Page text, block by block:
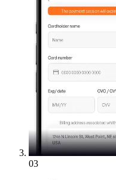
03